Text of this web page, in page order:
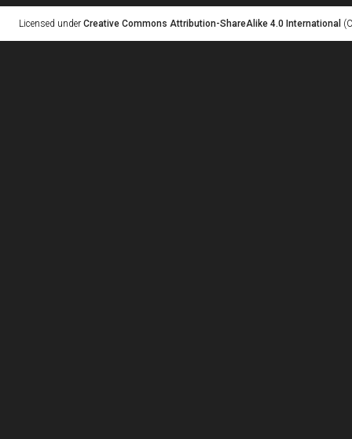
Licensed under Creative Commons Attribution-ShareAlike 4.0 International